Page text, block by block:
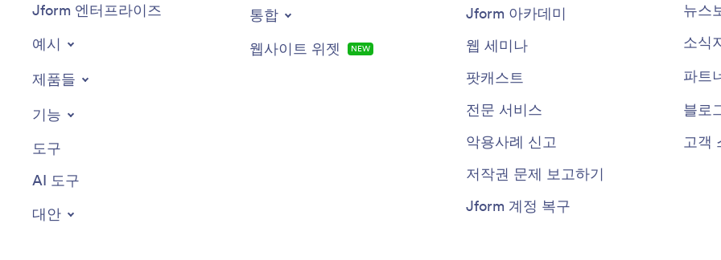
Jform 엔터프라이즈
예시
제품들
기능
도구
AI 도구
대안
통합
웹사이트 위젯
NEW
Jform 아카데미
웹 세미나
팟캐스트
전문 서비스
악용사례 신고
저작권 문제 보고하기
Jform 계정 복구
뉴스
소식
파트
블로
고객